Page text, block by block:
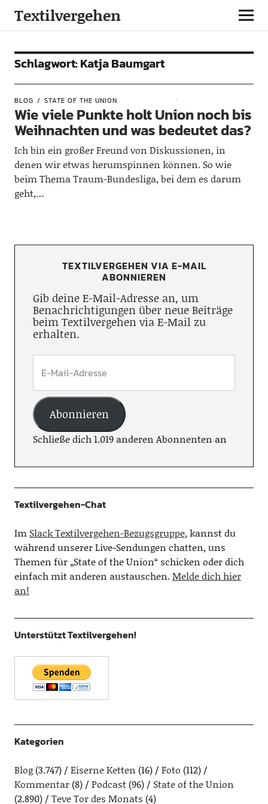
Textilvergehen
Schlagwort:Katja Baumgart
BLOG STATE OF THE UNION
Wie viele Punkte holt Union noch bis
Weihnachten und was bedeutet das?
Ich bin ein großer Freund von Diskussionen, in
denen wir etwas herumspinnen können. So wie
beim Thema Traum-Bundesliga, bei dem es darum
geht,…
TEXTILVERGEHEN VIA E-MAIL
ABONNIEREN
Gib deine E-Mail-Adresse an, um
Benachrichtigungen über neue Beiträge
beim Textilvergehen via E-Mail zu
erhalten.
Abonnieren
Schließe dich 1.019 anderen Abonnenten an
Textilvergehen-Chat
Im Slack Textilvergehen-Bezugsgruppe, kannst du
während unserer Live-Sendungen chatten, uns
Themen für „State of the Union“ schicken oder dich
einfach mit anderen austauschen.Melde dich hier
an!
Unterstützt Textilvergehen!
Kategorien
Blog(3.747) Eiserne Ketten (16) Foto (112)
Kommentar(8) Podcast(96)
State of the Union
(2.890)
Teve Tor des Monats (4)